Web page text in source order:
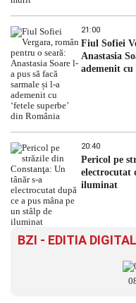
21:00
Fiul Sofiei
Anastasia
ademenit cu
20:40
Pericol pe
electrocutat
iluminat
BZI - EDITIA